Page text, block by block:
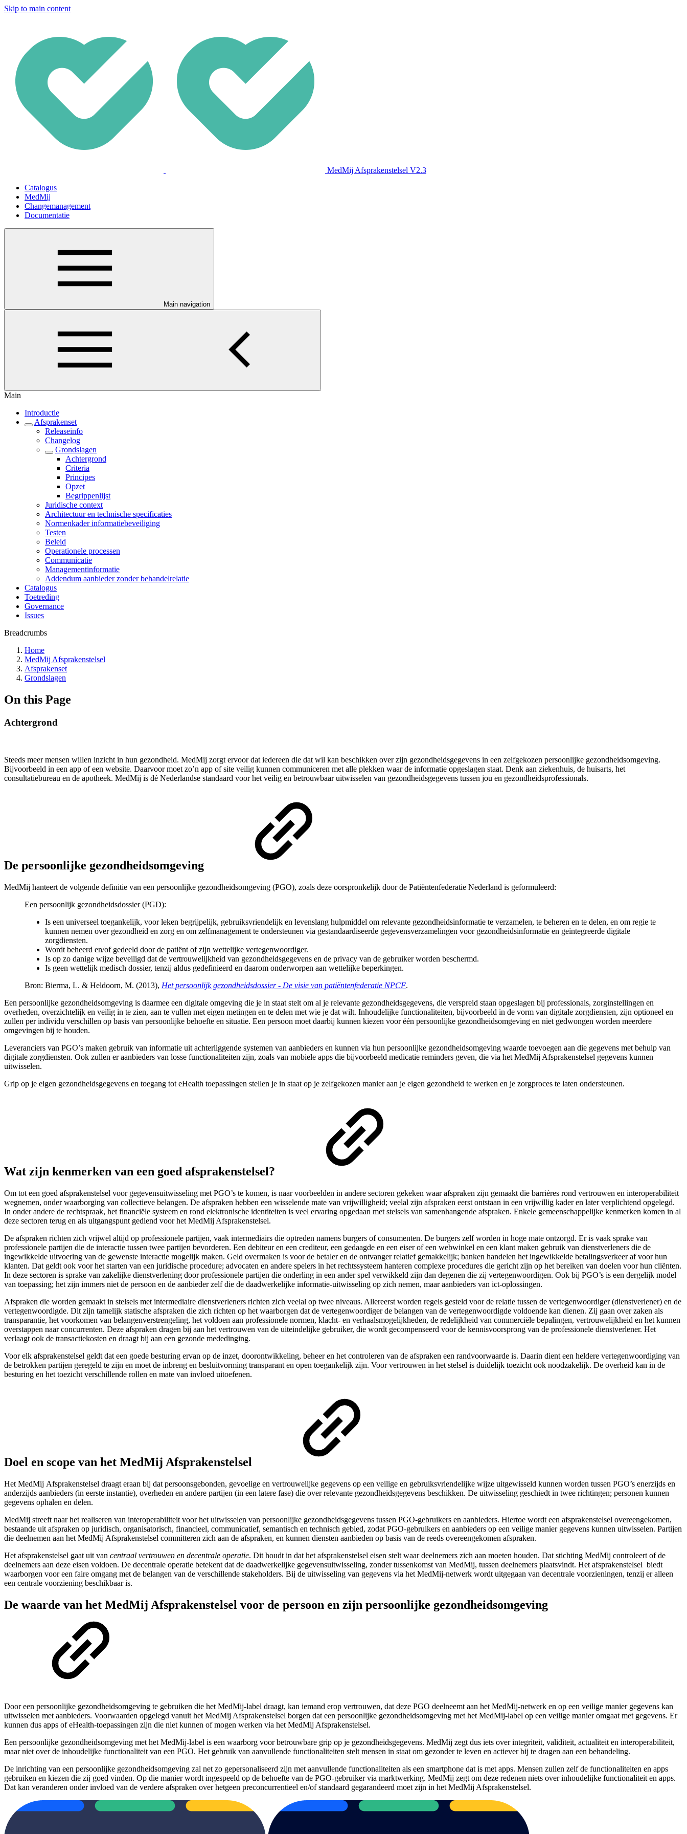
Skip to main content
MedMij Afsprakenstelsel V2.3
Catalogus
MedMij
Changemanagement
Documentatie
Main navigation
Main
Introductie
Afsprakenset
Releaseinfo
Changelog
Grondslagen
Achtergrond
Criteria
Principes
Opzet
Begrippenlijst
Juridische context
Architectuur en technische specificaties
Normenkader informatiebeveiliging
Testen
Beleid
Operationele processen
Communicatie
Managementinformatie
Addendum aanbieder zonder behandelrelatie
Catalogus
Toetreding
Governance
Issues
Breadcrumbs
Home
MedMij Afsprakenstelsel
Afsprakenset
Grondslagen
On this Page
Achtergrond
Steeds meer mensen willen inzicht in hun gezondheid. MedMij zorgt ervoor dat iedereen die dat wil kan beschikken over zijn gezondheidsgegevens in een zelfgekozen persoonlijke gezondheidsomgeving.
Bijvoorbeeld in een app of een website. Daarvoor moet zo’n app of site veilig kunnen communiceren met alle plekken waar de informatie opgeslagen staat. Denk aan ziekenhuis, de huisarts, het
consultatiebureau en de apotheek. MedMij is dé Nederlandse standaard voor het veilig en betrouwbaar uitwisselen van gezondheidsgegevens tussen jou en gezondheidsprofessionals.
De persoonlijke gezondheidsomgeving
MedMij hanteert de volgende definitie van een persoonlijke gezondheidsomgeving (PGO), zoals deze oorspronkelijk door de Patiëntenfederatie Nederland is geformuleerd:
Een persoonlijk gezondheidsdossier (PGD):
Is een universeel toegankelijk, voor leken begrijpelijk, gebruiksvriendelijk en levenslang hulpmiddel om relevante gezondheidsinformatie te verzamelen, te beheren en te delen, en om regie te
kunnen nemen over gezondheid en zorg en om zelfmanagement te ondersteunen via gestandaardiseerde gegevensverzamelingen voor gezondheidsinformatie en geïntegreerde digitale
zorgdiensten.
Wordt beheerd en/of gedeeld door de patiënt of zijn wettelijke vertegenwoordiger.
Is op zo danige wijze beveiligd dat de vertrouwelijkheid van gezondheidsgegevens en de privacy van de gebruiker worden beschermd.
Is geen wettelijk medisch dossier, tenzij aldus gedefinieerd en daarom onderworpen aan wettelijke beperkingen.
Bron: Bierma, L. & Heldoorn, M. (2013), Het persoonlijk gezondheidsdossier - De visie van patiëntenfederatie NPCF.
Een persoonlijke gezondheidsomgeving is daarmee een digitale omgeving die je in staat stelt om al je relevante gezondheidsgegevens, die verspreid staan opgeslagen bij professionals, zorginstellingen en
overheden, overzichtelijk en veilig in te zien, aan te vullen met eigen metingen en te delen met wie je dat wilt. Inhoudelijke functionaliteiten, bijvoorbeeld in de vorm van digitale zorgdiensten, zijn optioneel en
zullen per individu verschillen op basis van persoonlijke behoefte en situatie. Een persoon moet daarbij kunnen kiezen voor één persoonlijke gezondheidsomgeving en niet gedwongen worden meerdere
omgevingen bij te houden.
Leveranciers van PGO’s maken gebruik van informatie uit achterliggende systemen van aanbieders en kunnen via hun persoonlijke gezondheidsomgeving waarde toevoegen aan die gegevens met behulp van
digitale zorgdiensten. Ook zullen er aanbieders van losse functionaliteiten zijn, zoals van mobiele apps die bijvoorbeeld medicatie reminders geven, die via het MedMij Afsprakenstelsel gegevens kunnen
uitwisselen.
Grip op je eigen gezondheidsgegevens en toegang tot eHealth toepassingen stellen je in staat op je zelfgekozen manier aan je eigen gezondheid te werken en je zorgproces te laten ondersteunen.
Wat zijn kenmerken van een goed afsprakenstelsel?
Om tot een goed afsprakenstelsel voor gegevensuitwisseling met PGO’s te komen, is naar voorbeelden in andere sectoren gekeken waar afspraken zijn gemaakt die barrières rond vertrouwen en interoperabiliteit
wegnemen, onder waarborging van collectieve belangen. De afspraken hebben een wisselende mate van vrijwilligheid; veelal zijn afspraken eerst ontstaan in een vrijwillig kader en later verplichtend opgelegd.
In onder andere de rechtspraak, het financiële systeem en rond elektronische identiteiten is veel ervaring opgedaan met stelsels van samenhangende afspraken. Enkele gemeenschappelijke kenmerken komen in al
deze sectoren terug en als uitgangspunt gediend voor het MedMij Afsprakenstelsel.
De afspraken richten zich vrijwel altijd op professionele partijen, vaak intermediairs die optreden namens burgers of consumenten. De burgers zelf worden in hoge mate ontzorgd. Er is vaak sprake van
professionele partijen die de interactie tussen twee partijen bevorderen. Een debiteur en een crediteur, een gedaagde en een eiser of een webwinkel en een klant maken gebruik van dienstverleners die de
ingewikkelde uitvoering van de gewenste interactie mogelijk maken. Geld overmaken is voor de betaler en de ontvanger relatief gemakkelijk; banken handelen het ingewikkelde betalingsverkeer af voor hun
klanten. Dat geldt ook voor het starten van een juridische procedure; advocaten en andere spelers in het rechtssysteem hanteren complexe procedures die gericht zijn op het bereiken van doelen voor hun cliënten.
In deze sectoren is sprake van zakelijke dienstverlening door professionele partijen die onderling in een ander spel verwikkeld zijn dan degenen die zij vertegenwoordigen. Ook bij PGO’s is een dergelijk model
van toepassing; het zijn immers niet de persoon en de aanbieder zelf die de daadwerkelijke informatie-uitwisseling op zich nemen, maar aanbieders van ict-oplossingen.
Afspraken die worden gemaakt in stelsels met intermediaire dienstverleners richten zich veelal op twee niveaus. Allereerst worden regels gesteld voor de relatie tussen de vertegenwoordiger (dienstverlener) en de
vertegenwoordigde. Dit zijn tamelijk statische afspraken die zich richten op het waarborgen dat de vertegenwoordiger de belangen van de vertegenwoordigde voldoende kan dienen. Zij gaan over zaken als
transparantie, het voorkomen van belangenverstrengeling, het voldoen aan professionele normen, klacht- en verhaalsmogelijkheden, de redelijkheid van commerciële bepalingen, vertrouwelijkheid en het kunnen
overstappen naar concurrenten. Deze afspraken dragen bij aan het vertrouwen van de uiteindelijke gebruiker, die wordt gecompenseerd voor de kennisvoorsprong van de professionele dienstverlener. Het
verlaagt ook de transactiekosten en draagt bij aan een gezonde mededinging.
Voor elk afsprakenstelsel geldt dat een goede besturing ervan op de inzet, doorontwikkeling, beheer en het controleren van de afspraken een randvoorwaarde is. Daarin dient een heldere vertegenwoordiging van
de betrokken partijen geregeld te zijn en moet de inbreng en besluitvorming transparant en open toegankelijk zijn. Voor vertrouwen in het stelsel is duidelijk toezicht ook noodzakelijk. De overheid kan in de
besturing en het toezicht verschillende rollen en mate van invloed uitoefenen.
Doel en scope van het MedMij Afsprakenstelsel
Het MedMij Afsprakenstelsel draagt eraan bij dat persoonsgebonden, gevoelige en vertrouwelijke gegevens op een veilige en gebruiksvriendelijke wijze uitgewisseld kunnen worden tussen PGO’s enerzijds en
anderzijds aanbieders (in eerste instantie), overheden en andere partijen (in een latere fase) die over relevante gezondheidsgegevens beschikken. De uitwisseling geschiedt in twee richtingen; personen kunnen
gegevens ophalen en delen.
MedMij streeft naar het realiseren van interoperabiliteit voor het uitwisselen van persoonlijke gezondheidsgegevens tussen PGO-gebruikers en aanbieders. Hiertoe wordt een afsprakenstelsel overeengekomen,
bestaande uit afspraken op juridisch, organisatorisch, financieel, communicatief, semantisch en technisch gebied, zodat PGO-gebruikers en aanbieders op een veilige manier gegevens kunnen uitwisselen. Partijen
die deelnemen aan het MedMij Afsprakenstelsel committeren zich aan de afspraken, en kunnen diensten aanbieden op basis van de reeds overeengekomen afspraken.
Het afsprakenstelsel gaat uit van centraal vertrouwen en decentrale operatie. Dit houdt in dat het afsprakenstelsel eisen stelt waar deelnemers zich aan moeten houden. Dat stichting MedMij controleert of de
deelnemers aan deze eisen voldoen. De decentrale operatie betekent dat de daadwerkelijke gegevensuitwisseling, zonder tussenkomst van MedMij, tussen deelnemers plaatsvindt. Het afsprakenstelsel biedt
waarborgen voor een faire omgang met de belangen van de verschillende stakeholders. Bij de uitwisseling van gegevens via het MedMij-netwerk wordt uitgegaan van decentrale voorzieningen, tenzij er alleen
een centrale voorziening beschikbaar is.
De waarde van het MedMij Afsprakenstelsel voor de persoon en zijn persoonlijke gezondheidsomgeving
Door een persoonlijke gezondheidsomgeving te gebruiken die het MedMij-label draagt, kan iemand erop vertrouwen, dat deze PGO deelneemt aan het MedMij-netwerk en op een veilige manier gegevens kan
uitwisselen met aanbieders. Voorwaarden opgelegd vanuit het MedMij Afsprakenstelsel borgen dat een persoonlijke gezondheidsomgeving met het MedMij-label op een veilige manier omgaat met gegevens. Er
kunnen dus apps of eHealth-toepassingen zijn die niet kunnen of mogen werken via het MedMij Afsprakenstelsel.
Een persoonlijke gezondheidsomgeving met het MedMij-label is een waarborg voor betrouwbare grip op je gezondheidsgegevens. MedMij zegt dus iets over integriteit, validiteit, actualiteit en interoperabiliteit,
maar niet over de inhoudelijke functionaliteit van een PGO. Het gebruik van aanvullende functionaliteiten stelt mensen in staat om gezonder te leven en actiever bij te dragen aan een behandeling.
De inrichting van een persoonlijke gezondheidsomgeving zal net zo gepersonaliseerd zijn met aanvullende functionaliteiten als een smartphone dat is met apps. Mensen zullen zelf de functionaliteiten en apps
gebruiken en kiezen die zij goed vinden. Op die manier wordt ingespeeld op de behoefte van de PGO-gebruiker via marktwerking. MedMij zegt om deze redenen niets over inhoudelijke functionaliteit en apps.
Dat kan veranderen onder invloed van de verdere afspraken over hetgeen preconcurrentieel en/of standaard gegarandeerd moet zijn in het MedMij Afsprakenstelsel.